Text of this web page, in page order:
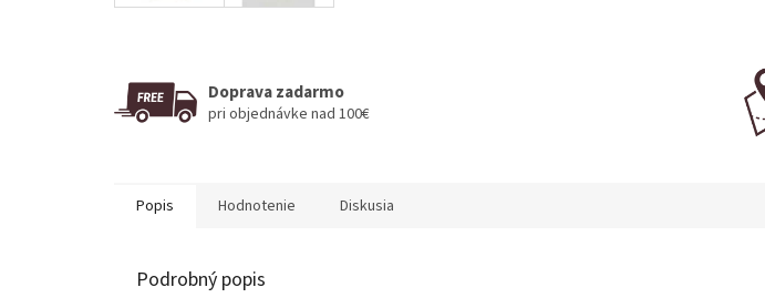
Doprava zadarmo
pri objednávke nad 100€
Popis Hodnotenie Diskusia
Podrobný popis